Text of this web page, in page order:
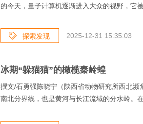
的今天，量子计算机逐渐进入大众的视野，它被
探索发现 2025-12-31 15:35:03
冰期“躲猫猫”的橄榄秦岭蝗
撰文/石勇强陈晓宁（陕西省动物研究所西北
南北分界线，也是黄河与长江流域的分水岭。